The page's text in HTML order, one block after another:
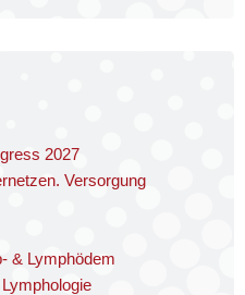
2027
Versorgung
& Lymphödem